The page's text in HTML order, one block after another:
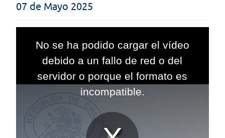
07 de Mayo 2025
window.
No se ha podido cargar el vídeo
debido a un fallo de red o del
servidor o porque el formato es
incompatible.